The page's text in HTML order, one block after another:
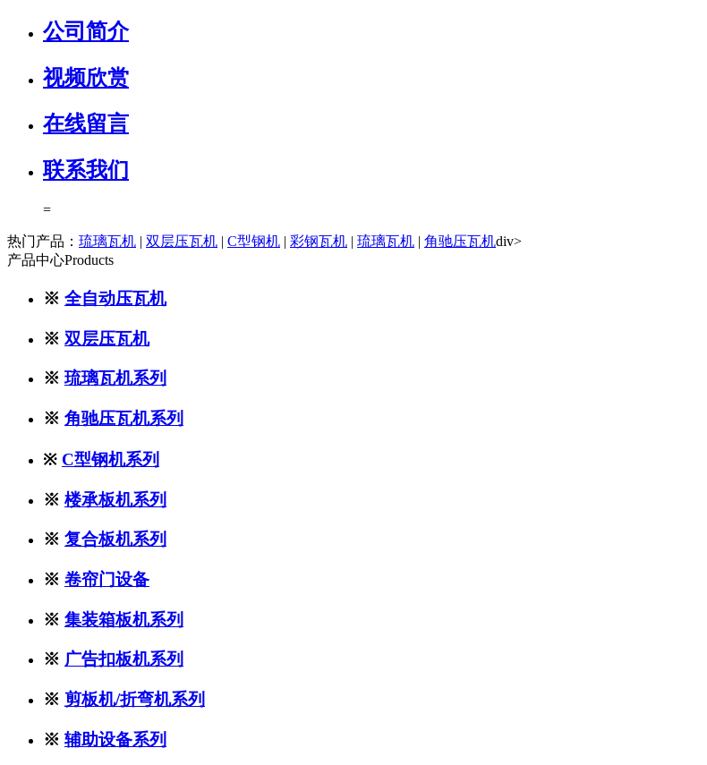
公司简介
视频欣赏
在线留言
联系我们
=
热门产品： 琉璃瓦机 | 双层压瓦机 | C型钢机 | 彩钢瓦机 | 琉璃瓦机 | 角驰压瓦机div>
产品中心Products
※ 全自动压瓦机
※ 双层压瓦机
※ 琉璃瓦机系列
※ 角驰压瓦机系列
※ C型钢机系列
※ 楼承板机系列
※ 复合板机系列
※ 卷帘门设备
※ 集装箱板机系列
※ 广告扣板机系列
※ 剪板机/折弯机系列
※ 辅助设备系列